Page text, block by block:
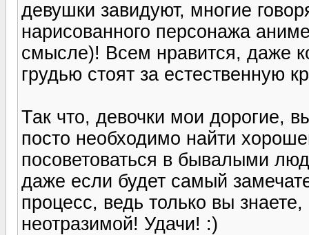
девушки завидуют, многие
нарисованного персонажа
смысле)! Всем нравится, даже
грудью стоят за естественную
Так что, девочки мои дорогие,
посто необходимо найти
посоветоваться в бывалыми
даже если будет самый
процесс, ведь только вы
неотразимой! Удачи! :)